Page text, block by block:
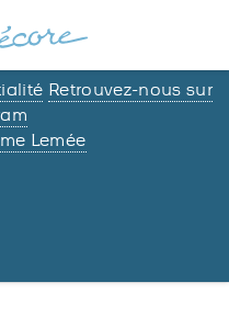
Retrouvez-nous sur
Lemée